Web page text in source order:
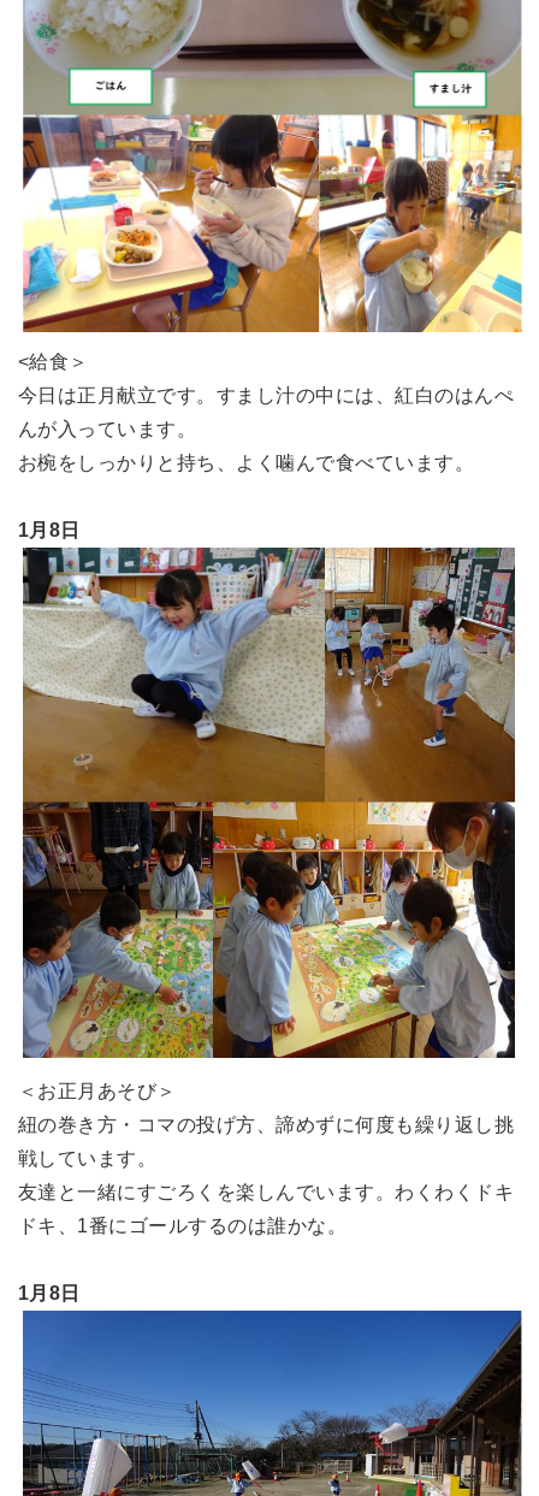
<給食＞
今日は正月献立です。すまし汁の中には、紅白のはんぺ
んが入っています。
お椀をしっかりと持ち、よく噛んで食べています。
1月8日
＜お正月あそび＞
紐の巻き方・コマの投げ方、諦めずに何度も繰り返し挑
戦しています。
友達と一緒にすごろくを楽しんでいます。わくわくドキ
ドキ、1番にゴールするのは誰かな。
1月8日